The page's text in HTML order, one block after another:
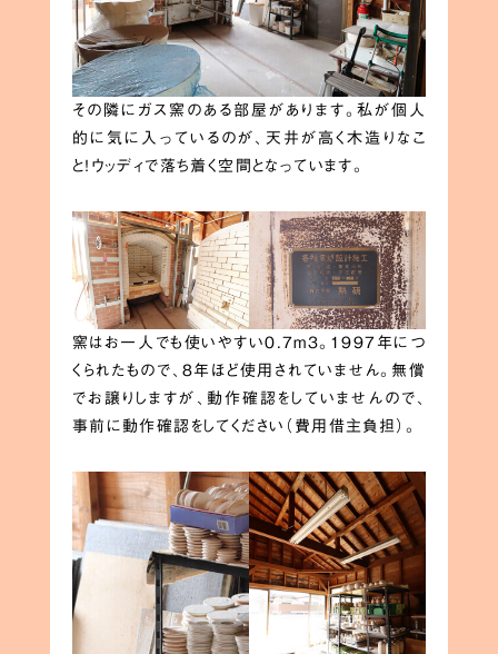
その隣にガス窯のある部屋があります。私が個人
的に気に入っているのが、天井が高く木造りなこ
と！ウッディで落ち着く空間となっています。
窯はお一人でも使いやすい0.7m3。1997年につ
くられたもので、8年ほど使用されていません。無償
でお譲りしますが、動作確認をしていませんので、
事前に動作確認をしてください（費用借主負担）。